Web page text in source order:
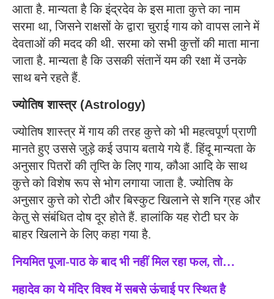
आता है. मान्यता है कि इंद्रदेव के इस माता कुत्ते का नाम
सरमा था, जिसने राक्षसों के द्वारा चुराई गाय को वापस लाने में
देवताओं की मदद की थी. सरमा को सभी कुत्तों की माता माना
जाता है. मान्यता है कि उसकी संतानें यम की रक्षा में ​उनके
साथ बने रहते हैं.
ज्योतिष शास्त्र (Astrology)
ज्योतिष शास्त्र में गाय की तरह कुत्ते को भी महत्वपूर्ण प्राणी
मानते हुए उससे जुड़े कई उपाय बताये गये हैं. हिंदू मान्यता के
अनुसार पितरों की तृप्ति के लिए गाय, कौआ आदि के साथ
कुत्ते को विशेष रूप से भोग लगाया जाता है. ज्योतिष के
अनुसार कुत्ते को रोटी और बिस्कुट खिलाने से शनि ग्रह और
केतु से संबंधित दोष दूर होते हैं. हालांकि यह रोटी घर के
बाहर खिलाने के लिए कहा गया है.
नियमित पूजा-पाठ के बाद भी नहीं मिल रहा फल, तो…
महादेव का ये मंदिर विश्व में सबसे ऊंचाई पर स्थित है